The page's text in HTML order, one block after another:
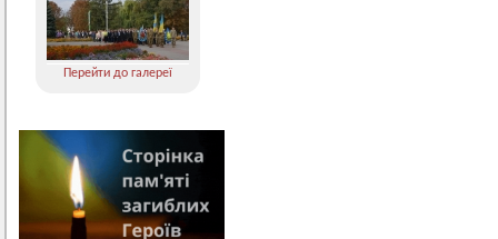
Перейти до галереї